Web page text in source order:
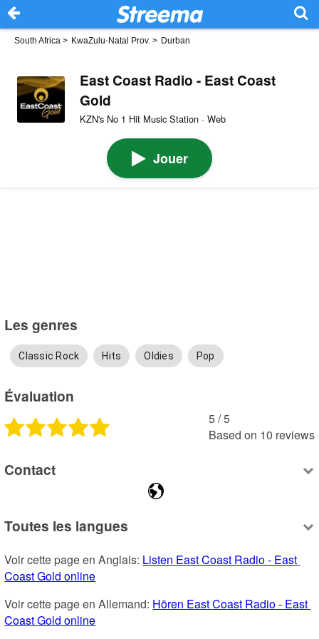
South Africa > KwaZulu-Natal Prov. > Durban
East Coast Radio - East Coast
Gold
KZN's No 1 Hit Music Station · Web
Jouer
Les genres
Classic Rock Hits Oldies Pop
Évaluation
5 /5
Based on 10 reviews
Contact
Toutes les langues
Voir cette page en Anglais: Listen East Coast Radio - East
Coast Gold online
Voir cette page en Allemand: Hören East Coast Radio - East
Coast Gold online